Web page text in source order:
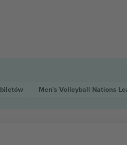
biletów Men's Volleyball Nations